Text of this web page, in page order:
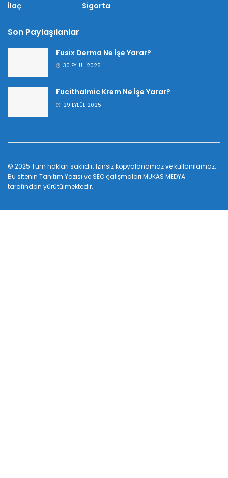
İlaç
Sigorta
Son Paylaşılanlar
Fusix Derma Ne İşe Yarar?
30 EYLÜL 2025
Fucithalmic Krem Ne İşe Yarar?
29 EYLÜL 2025
© 2025 Tüm hakları saklıdır. İzinsiz kopyalanamaz ve kullanılamaz.
Bu sitenin Tanıtım Yazısı ve SEO çalışmaları MUKAS MEDYA
tarafından yürütülmektedir.